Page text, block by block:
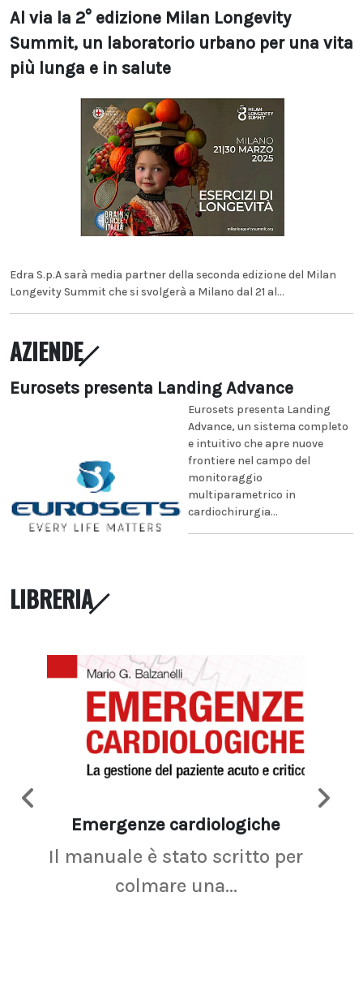
Al via la 2° edizione Milan Longevity
Summit, un laboratorio urbano per una vita
più lunga e in salute
Edra S.p.A sarà media partner della seconda edizione del Milan
Longevity Summit che si svolgerà a Milano dal 21 al...
AZIENDE
Eurosets presenta Landing Advance
Eurosets presenta Landing
Advance, un sistema completo
e intuitivo che apre nuove
frontiere nel campo del
monitoraggio
multiparametrico in
cardiochirurgia...
LIBRERIA
Emergenze cardiologiche
Il manuale è stato scritto per
colmare una...